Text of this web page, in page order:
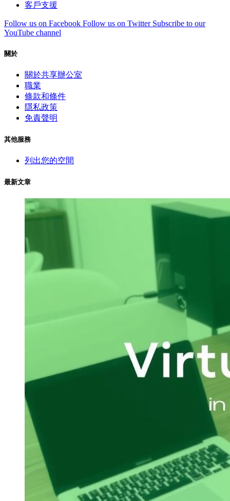
客戶支援
Follow us on Facebook Follow us on Twitter Subscribe to our
YouTube channel
關於
關於共享辦公室
職業
條款和條件
隱私政策
免責聲明
其他服務
列出您的空間
最新文章